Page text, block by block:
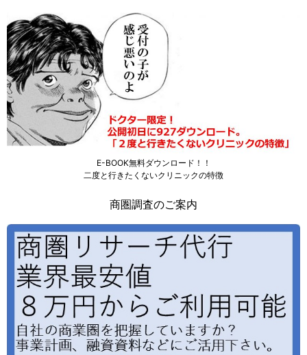
E-BOOK無料ダウンロード！！
二度と行きたくないクリニックの特徴
商圏調査のご案内